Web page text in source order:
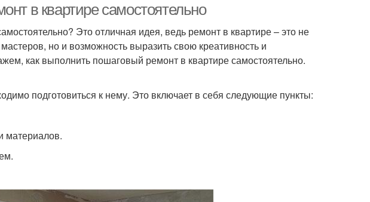
в квартире самостоятельно
Это отличная идея, ведь ремонт в квартире – это не
но и возможность выразить свою креативность и
как выполнить пошаговый ремонт в квартире самостоятельно.
подготовиться к нему. Это включает в себя следующие пункты:
материалов.